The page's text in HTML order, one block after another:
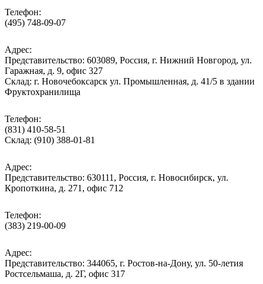
Телефон:
(495) 748-09-07
Адрес:
Представительство: 603089, Россия, г. Нижний Новгород, ул.
Гаражная, д. 9, офис 327
Склад: г. Новочебоксарск ул. Промышленная, д. 41/5 в здании
Фруктохранилища
Телефон:
(831) 410-58-51
Склад: (910) 388-01-81
Адрес:
Представительство: 630111, Россия, г. Новосибирск, ул.
Кропоткина, д. 271, офис 712
Телефон:
(383) 219-00-09
Адрес:
Представительство: 344065, г. Ростов-на-Дону, ул. 50-летия
Ростсельмаша, д. 2Г, офис 317